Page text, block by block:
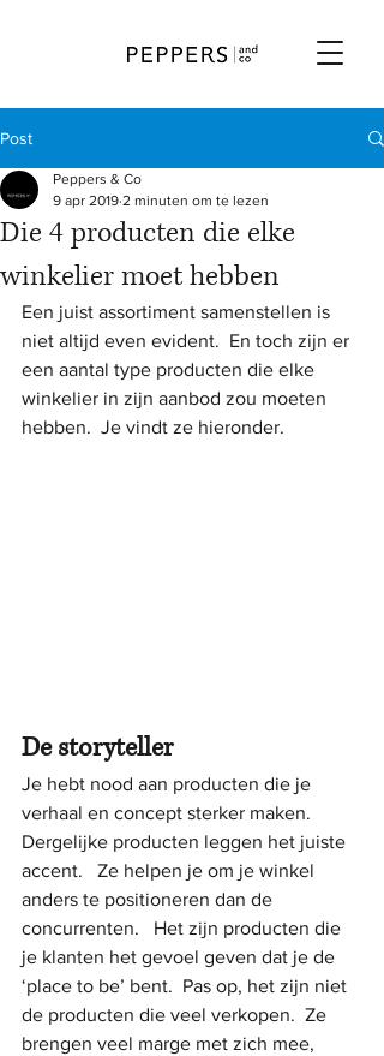
Post
Die 4 producten die elke
winkelier moet hebben
Peppers & Co
9 apr 2019 2 minuten om te lezen
Een juist assortiment samenstellen is
niet altijd even evident.  En toch zijn er
een aantal type producten die elke
winkelier in zijn aanbod zou moeten
hebben.  Je vindt ze hieronder.
De storyteller
Je hebt nood aan producten die je
verhaal en concept sterker maken.
Dergelijke producten leggen het juiste
accent.   Ze helpen je om je winkel
anders te positioneren dan de
concurrenten.   Het zijn producten die
je klanten het gevoel geven dat je de
‘place to be’ bent.  Pas op, het zijn niet
de producten die veel verkopen.  Ze
brengen veel marge met zich mee,